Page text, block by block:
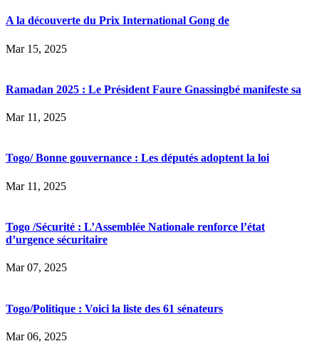
A la découverte du Prix International Gong de
Mar 15, 2025
Ramadan 2025 : Le Président Faure Gnassingbé manifeste sa
Mar 11, 2025
Togo/ Bonne gouvernance : Les députés adoptent la loi
Mar 11, 2025
Togo /Sécurité : L’Assemblée Nationale renforce l’état
d’urgence sécuritaire
Mar 07, 2025
Togo/Politique : Voici la liste des 61 sénateurs
Mar 06, 2025